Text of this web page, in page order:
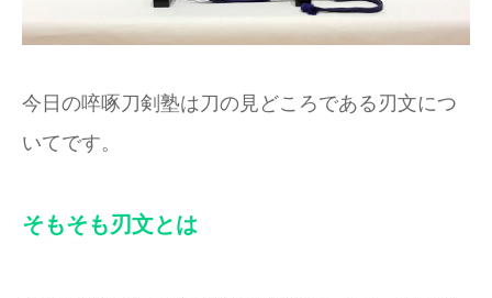
今日の啐啄刀剣塾は刀の見どころである刃文につ
いてです。
そもそも刃文とは